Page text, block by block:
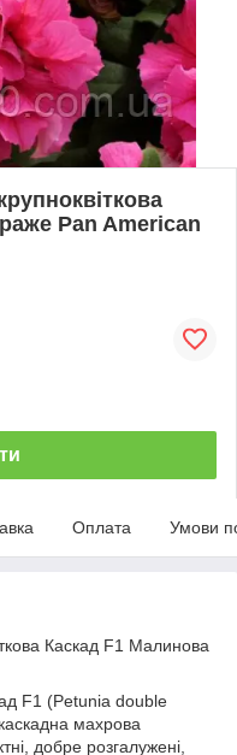
Pan American
Оплата Умови
Каскад F1 Малинова
F1 (Petunia double
махрова
добре розгалужені,